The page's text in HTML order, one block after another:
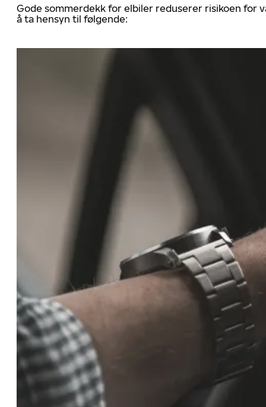
Gode sommerdekk for elbiler reduserer risikoen for
å ta hensyn til følgende: